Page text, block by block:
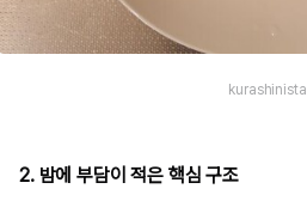
kurashinista
2. 밤에 부담이 적은 핵심 구조